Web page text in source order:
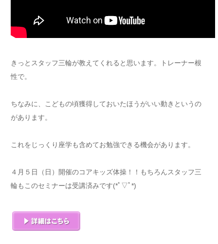
きっとスタッフ三輪が教えてくれると思います。トレーナー根
性で。
ちなみに、こどもの頃獲得しておいたほうがいい動きというの
があります。
これをじっくり座学も含めてお勉強できる機会があります。
４月５日（日）開催のコアキッズ体操！！もちろんスタッフ三
輪もこのセミナーは受講済みです(*ﾟ▽ﾟ*)